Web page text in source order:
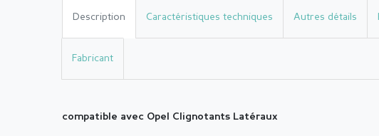
Description Caractéristiques techniques Autres détails
Fabricant
compatible avec Opel Clignotants Latéraux